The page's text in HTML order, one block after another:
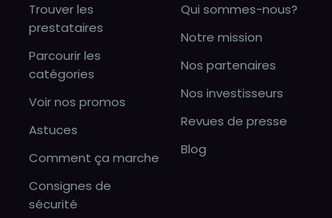
Trouver les
prestataires
Parcourir les
catégories
Voir nos promos
Astuces
Comment ça marche
Consignes de
sécurité
Qui sommes-nous?
Notre mission
Nos partenaires
Nos investisseurs
Revues de presse
Blog